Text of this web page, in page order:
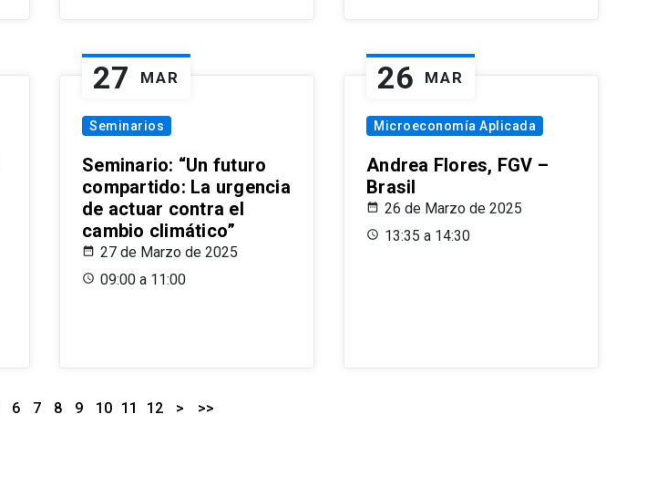
27 MAR
Seminarios
Seminario: “Un futuro
compartido: La urgencia
de actuar contra el
cambio climático”
27 de Marzo de 2025
09:00 a 11:00
26 MAR
Microeconomía Aplicada
Andrea Flores, FGV –
Brasil
26 de Marzo de 2025
13:35 a 14:30
6 7 8 9 10 11 12 > >>